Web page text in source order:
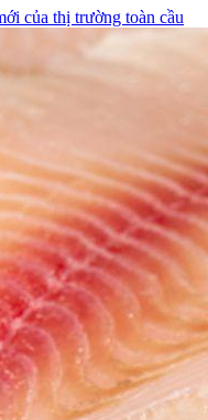
của thị trường toàn cầu